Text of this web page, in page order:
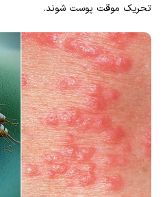
تحریک موقت پوست شوند.